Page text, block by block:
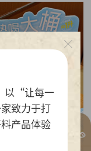
以“让每一
致力于打
产品体验